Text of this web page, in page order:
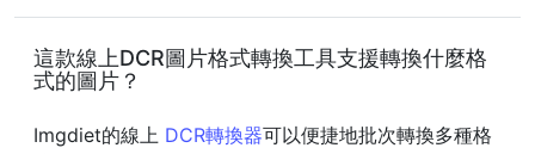
這款線上DCR圖片格式轉換工具支援轉換什麼格
式的圖片？
Imgdiet的線上 DCR轉換器可以便捷地批次轉換多種格